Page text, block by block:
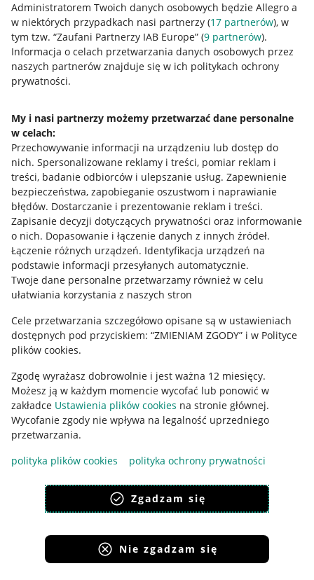
Administratorem Twoich danych osobowych będzie Allegro a
w niektórych przypadkach nasi partnerzy (17 partnerów), w
tym tzw. “Zaufani Partnerzy IAB Europe” (9 partnerów).
Informacja o celach przetwarzania danych osobowych przez
naszych partnerów znajduje się w ich politykach ochrony
prywatności.
My i nasi partnerzy możemy przetwarzać dane personalne
w celach:
Przechowywanie informacji na urządzeniu lub dostęp do
nich. Spersonalizowane reklamy i treści, pomiar reklam i
treści, badanie odbiorców i ulepszanie usług. Zapewnienie
bezpieczeństwa, zapobieganie oszustwom i naprawianie
błędów. Dostarczanie i prezentowanie reklam i treści.
Zapisanie decyzji dotyczących prywatności oraz informowanie
o nich. Dopasowanie i łączenie danych z innych źródeł.
Łączenie różnych urządzeń. Identyfikacja urządzeń na
podstawie informacji przesyłanych automatycznie.
Twoje dane personalne przetwarzamy również w celu
ułatwiania korzystania z naszych stron
Cele przetwarzania szczegółowo opisane są w ustawieniach
dostępnych pod przyciskiem: “ZMIENIAM ZGODY” i w Polityce
plików cookies.
Zgodę wyrażasz dobrowolnie i jest ważna 12 miesięcy.
Możesz ją w każdym momencie wycofać lub ponowić w
zakładce Ustawienia plików cookies na stronie głównej.
Wycofanie zgody nie wpływa na legalność uprzedniego
przetwarzania.
polityka plików cookies
polityka ochrony prywatności
Zgadzam się
Nie zgadzam się
Nawigacja
Przydatne informacje
Jak to działa
Allegro Gadane dla sprzedających
Allegro Gadane dla kupujących
Mapa miejscowości
Informacje prawne
Regulamin
Polityka plików "cookies"
Ustawienia plików "cookies"
Udostępnianie lokalizacji
Informacje dla Aktu o Usługach Cyfrowych
Pobierz aplikację
Korzystanie z serwisu oznacza akceptacjęregulaminu